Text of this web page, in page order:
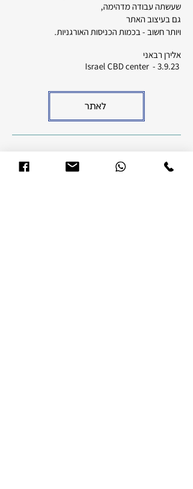
שעשתה עבודה מדהימה,
גם בעיצוב האתר
ויותר חשוב - בכמות הכניסות האורגניות.
אלירן רבאני
לאתר